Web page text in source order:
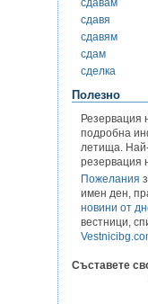
сдавам
сдавя
сдавям
сдам
сделка
Полезно
Резервация
подробна
летища.
резервация
Пожелания
имен ден,
новини от
вестници,
Съставете